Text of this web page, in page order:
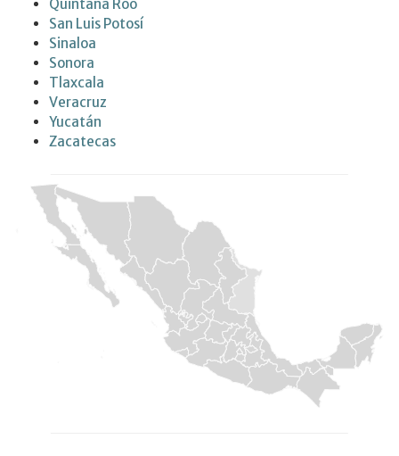
Quintana Roo
San Luis Potosí
Sinaloa
Sonora
Tlaxcala
Veracruz
Yucatán
Zacatecas